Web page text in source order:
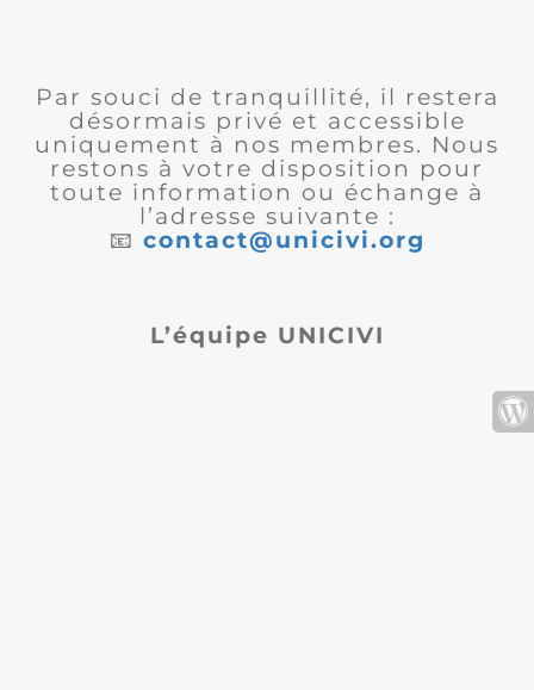
Par souci de tranquillité, il restera
désormais privé et accessible
uniquement à nos membres. Nous
restons à votre disposition pour
toute information ou échange à
l’adresse suivante :
📧 contact@unicivi.org
L’équipe UNICIVI